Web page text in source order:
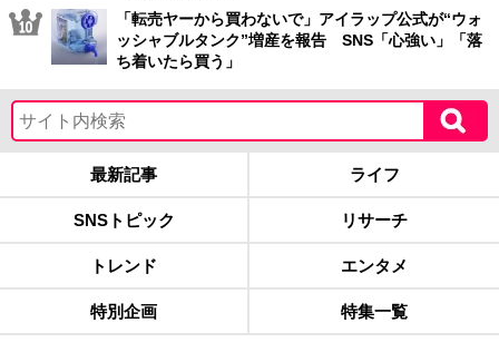
「転売ヤーから買わないで」アイラップ公式が“ウォ
ッシャブルタンク”増産を報告 SNS「心強い」「落
ち着いたら買う」
最新記事 ライフ
SNSトピック リサーチ
トレンド エンタメ
特別企画 特集一覧